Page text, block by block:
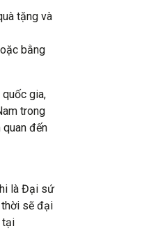
tặng và
bằng
gia,
trong
đến
là Đại sứ
sẽ đại
tại